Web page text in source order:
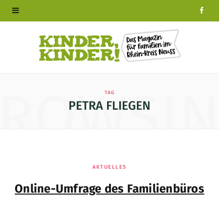
TAG
PETRA FLIEGEN
AKTUELLES
Online-Umfrage des Familienbüros